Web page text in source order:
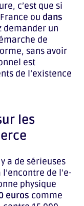
c’est que si
ou dans
demander un
de
sans avoir
est
de l’existence
les
a de sérieuses
de l’e-
physique
euros comme